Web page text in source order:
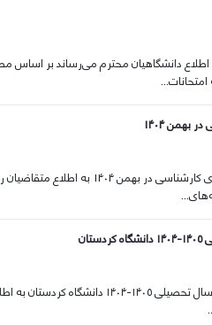
2026 تعویق امتحانات پایان نیم سال اول 1405-1404 به اطلاع
1404
10 01 2026 اطلاعیه در خصوص پذیرش بدون
07 01 2026 اطلاعیه تغییرات برگزاری آزمون‌های